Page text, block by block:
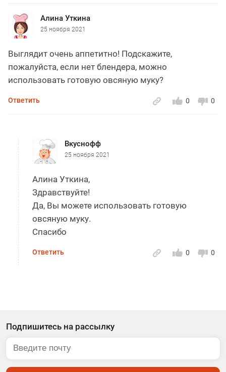
Алина Уткина
25 ноября 2021
Выглядит очень аппетитно! Подскажите,
пожалуйста, если нет блендера, можно
использовать готовую овсяную муку?
0
0
Ответить
Вкуснофф
25 ноября 2021
Алина Уткина,
Здравствуйте!
Да, Вы можете использовать готовую
овсяную муку.
Спасибо
0
0
Ответить
Подпишитесь на рассылку